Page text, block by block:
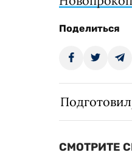
Поделиться
СМОТРИТЕ